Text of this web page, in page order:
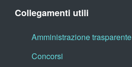
Collegamenti utili
Amministrazione trasparente
Concorsi